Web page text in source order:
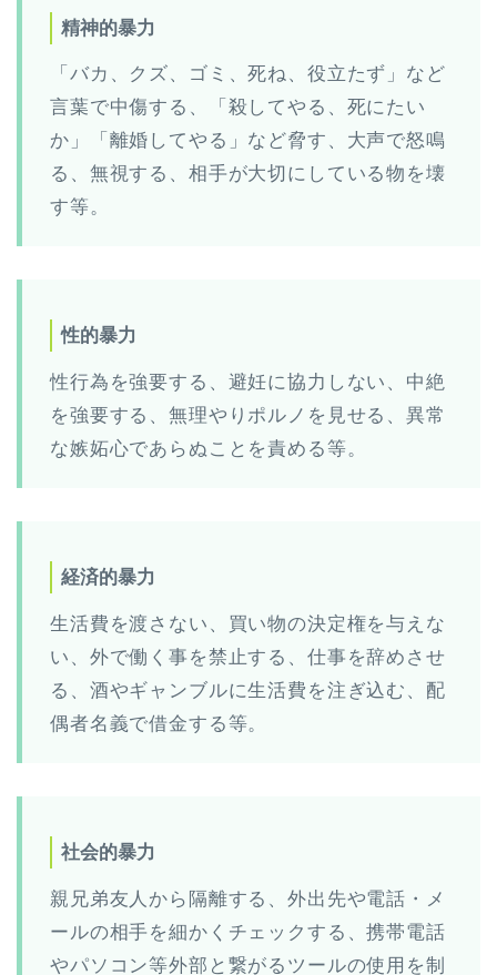
精神的暴力
「バカ、クズ、ゴミ、死ね、役立たず」など
言葉で中傷する、「殺してやる、死にたい
か」「離婚してやる」など脅す、大声で怒鳴
る、無視する、相手が大切にしている物を壊
す等。
性的暴力
性行為を強要する、避妊に協力しない、中絶
を強要する、無理やりポルノを見せる、異常
な嫉妬心であらぬことを責める等。
経済的暴力
生活費を渡さない、買い物の決定権を与えな
い、外で働く事を禁止する、仕事を辞めさせ
る、酒やギャンブルに生活費を注ぎ込む、配
偶者名義で借金する等。
社会的暴力
親兄弟友人から隔離する、外出先や電話・メ
ールの相手を細かくチェックする、携帯電話
やパソコン等外部と繋がるツールの使用を制